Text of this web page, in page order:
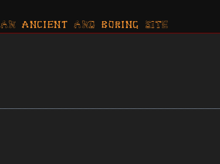
AN ancient AND boring SITE